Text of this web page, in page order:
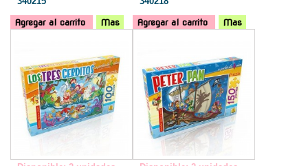
Agregar al carrito Mas Agregar al carrito
Mas